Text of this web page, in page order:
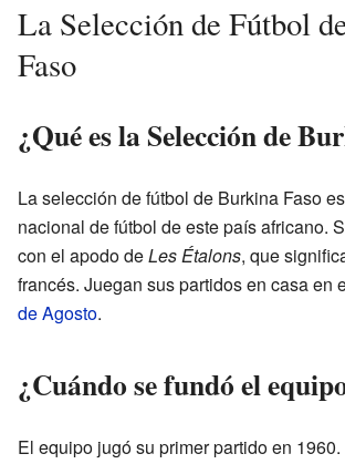
La Selección de Fútbol
Faso
¿Qué es la Selección de
La selección de fútbol de Burkina Faso
nacional de fútbol de este país africano.
con el apodo deLes Étalons, que
francés. Juegan sus partidos en casa en
de Agosto.
¿Cuándo se fundó el
El equipo jugó su primer partido en